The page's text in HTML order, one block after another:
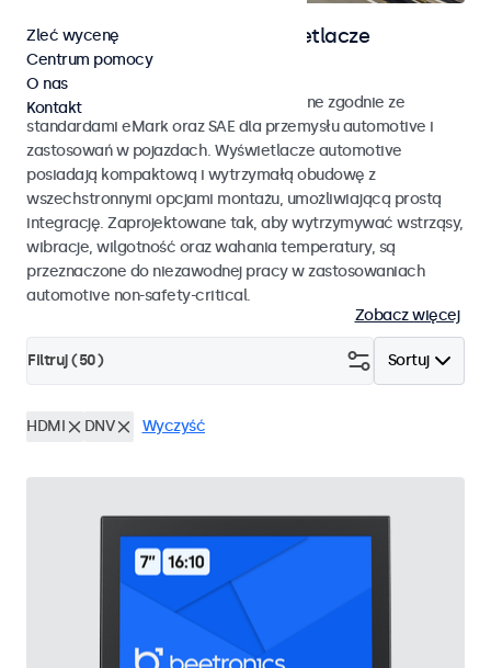
Monitory automotive i wyświetlacze
dotykowe
Monitory i ekrany dotykowe opracowane zgodnie ze
standardami eMark oraz SAE dla przemysłu automotive i
zastosowań w pojazdach. Wyświetlacze automotive
posiadają kompaktową i wytrzymałą obudowę z
wszechstronnymi opcjami montażu, umożliwiającą prostą
integrację. Zaprojektowane tak, aby wytrzymywać wstrząsy,
wibracje, wilgotność oraz wahania temperatury, są
przeznaczone do niezawodnej pracy w zastosowaniach
automotive non-safety-critical.
Zobacz więcej
Sortuj
Filtruj (50)
HDMI DNV Wyczyść
Zleć wycenę
Centrum pomocy
O nas
Kontakt